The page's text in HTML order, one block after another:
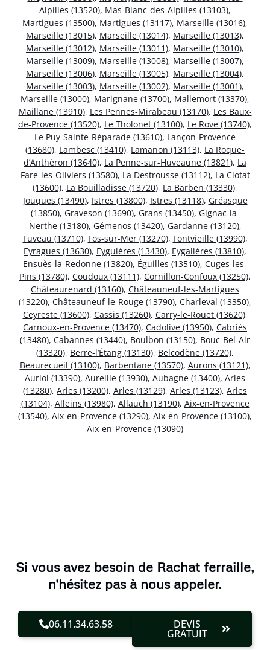
Alpilles (13520), Mas-Blanc-des-Alpilles (13103),
Martigues (13500), Martigues (13117), Marseille (13016),
Marseille (13015), Marseille (13014), Marseille (13013),
Marseille (13012), Marseille (13011), Marseille (13010),
Marseille (13009), Marseille (13008), Marseille (13007),
Marseille (13006), Marseille (13005), Marseille (13004),
Marseille (13003), Marseille (13002), Marseille (13001),
Marseille (13000), Marignane (13700), Mallemort (13370),
Maillane (13910), Les Pennes-Mirabeau (13170), Les Baux-
de-Provence (13520), Le Tholonet (13100), Le Rove (13740),
Le Puy-Sainte-Réparade (13610), Lançon-Provence
(13680), Lambesc (13410), Lamanon (13113), La Roque-
d’Anthéron (13640), La Penne-sur-Huveaune (13821), La
Fare-les-Oliviers (13580), La Destrousse (13112), La Ciotat
(13600), La Bouilladisse (13720), La Barben (13330),
Jouques (13490), Istres (13800), Istres (13118), Gréasque
(13850), Graveson (13690), Grans (13450), Gignac-la-
Nerthe (13180), Gémenos (13420), Gardanne (13120),
Fuveau (13710), Fos-sur-Mer (13270), Fontvieille (13990),
Eyragues (13630), Eyguières (13430), Eygalières (13810),
Ensuès-la-Redonne (13820), Éguilles (13510), Cuges-les-
Pins (13780), Coudoux (13111), Cornillon-Confoux (13250),
Châteaurenard (13160), Châteauneuf-les-Martigues
(13220), Châteauneuf-le-Rouge (13790), Charleval (13350),
Ceyreste (13600), Cassis (13260), Carry-le-Rouet (13620),
Carnoux-en-Provence (13470), Cadolive (13950), Cabriès
(13480), Cabannes (13440), Boulbon (13150), Bouc-Bel-Air
(13320), Berre-l’Étang (13130), Belcodène (13720),
Beaurecueil (13100), Barbentane (13570), Aurons (13121),
Auriol (13390), Aureille (13930), Aubagne (13400), Arles
(13280), Arles (13200), Arles (13129), Arles (13123), Arles
(13104), Alleins (13980), Allauch (13190), Aix-en-Provence
(13540), Aix-en-Provence (13290), Aix-en-Provence (13100),
Aix-en-Provence (13090)
Si vous avez besoin de Rachat ferraille,
n'hésitez pas à nous appeler.
06.11.34.63.58 DEVIS
GRATUIT